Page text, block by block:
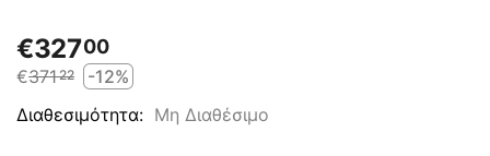
€32700
€37122
-12%
Διαθεσιμότητα: Μη Διαθέσιμο